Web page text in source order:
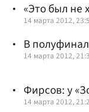
«Это был не
14 марта 2012,
В
14 марта 2012,
Фирсов: у
14 марта 2012,